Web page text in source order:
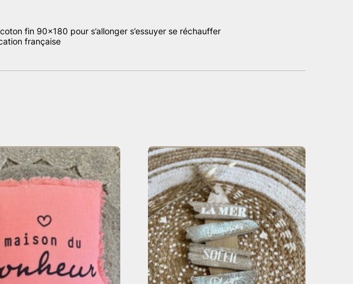
fin 90×180 pour s’allonger s’essuyer se réchauffer
française